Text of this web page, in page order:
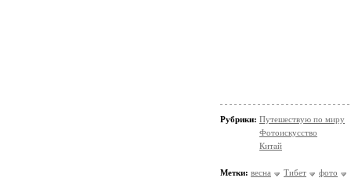
Рубрики: Путешествую по миру
Фотоискусство
Китай
Метки: весна Тибет фото